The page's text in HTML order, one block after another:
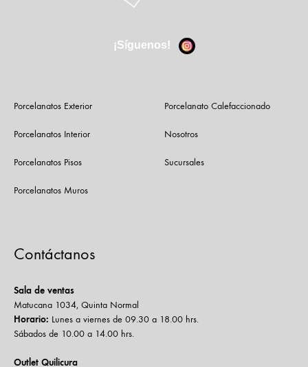
¡Síguenos!
Porcelanatos Exterior
Porcelanatos Interior
Porcelanatos Pisos
Porcelanatos Muros
Porcelanato Calefaccionado
Nosotros
Sucursales
Contáctanos
Sala de ventas
Matucana 1034, Quinta Normal
Horario: Lunes a viernes de 09.30 a 18.00 hrs.
Sábados de 10.00 a 14.00 hrs.
Outlet Quilicura